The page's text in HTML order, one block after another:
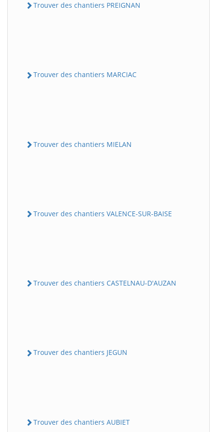
Trouver des chantiers PREIGNAN
Trouver des chantiers MARCIAC
Trouver des chantiers MIELAN
Trouver des chantiers VALENCE-SUR-BAISE
Trouver des chantiers CASTELNAU-D'AUZAN
Trouver des chantiers JEGUN
Trouver des chantiers AUBIET